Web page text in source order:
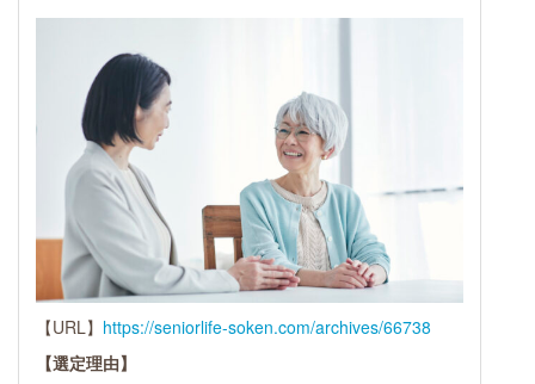
【URL】 https://seniorlife-soken.com/archives/66738
【選定理由】